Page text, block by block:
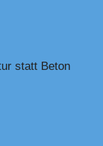
statt Beton